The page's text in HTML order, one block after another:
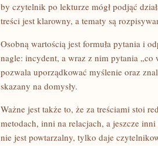
by czytelnik po lekturze mógł podjąć
treści jest klarowny, a tematy są
Osobną wartością jest formuła pytania i
nagle: incydent, a wraz z nim pytania „co
pozwala uporządkować myślenie oraz
skazany na domysły.
Ważne jest także to, że za treściami stoi
metodach, inni na relacjach, a jeszcze
nie jest powtarzalny, tylko daje